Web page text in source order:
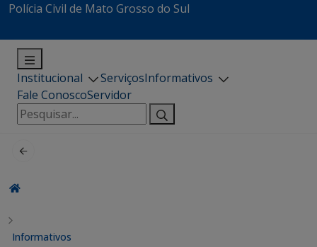
Polícia Civil de Mato Grosso do Sul
Institucional ServiçosInformativos
Fale ConoscoServidor
Pesquisar
por:
Informativos